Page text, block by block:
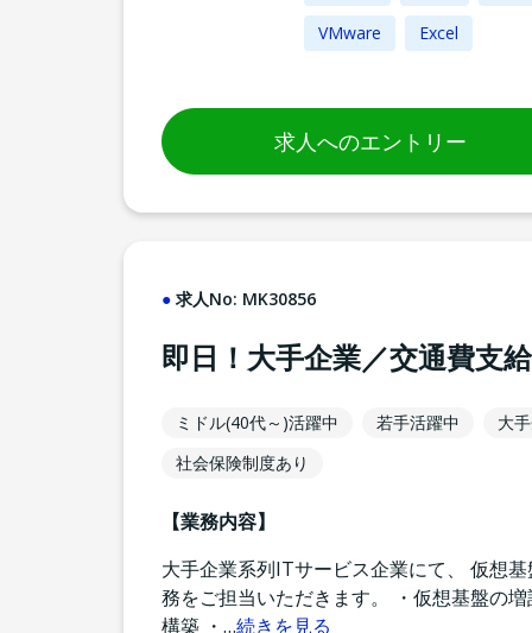
VMware
Excel
求人へのエントリー
求人No: MK30856
即日！大手企業／交通費支
ミドル(40代～)活躍中 若手活躍中
大
社会保険制度あり
【業務内容】
大手企業系列ITサービス企業にて、 仮想
務をご担当いただきます。 ・仮想基盤の
構築 ・ …続きを見る